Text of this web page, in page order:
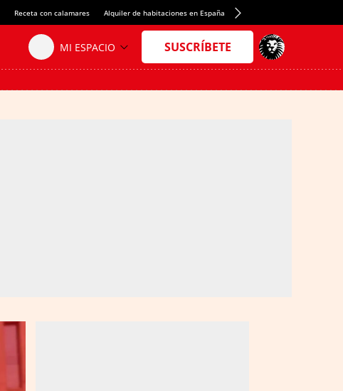
Receta con calamares Alquiler de habitaciones en España Crédito del Spotify Camp Nou